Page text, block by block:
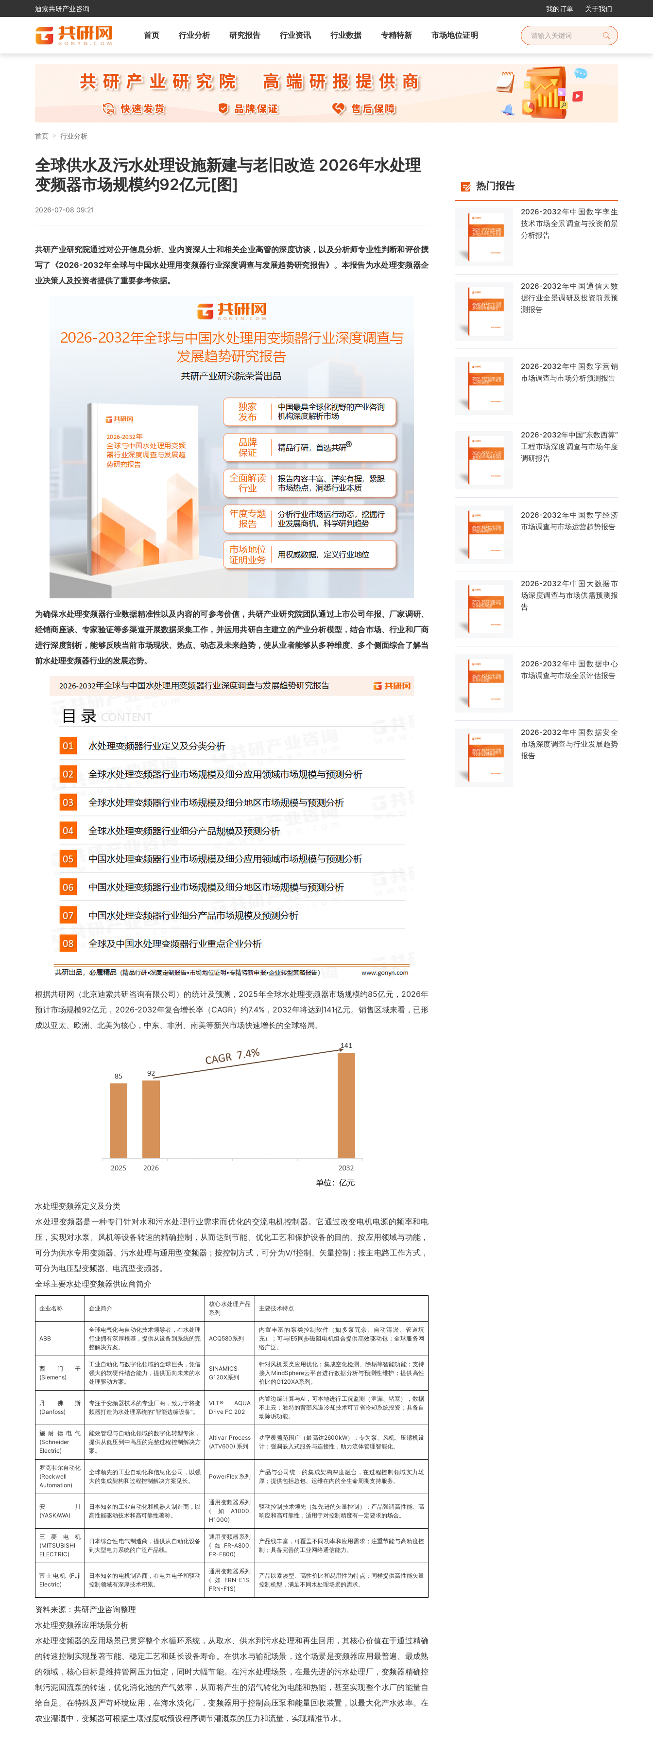
迪索共研产业咨询 我的订单 关于我们
首页 行业分析 研究报告 行业资讯 行业数据 专精特新 市场地位证明
首页 行业分析
全球供水及污水处理设施新建与老旧改造 2026年水处理
变频器市场规模约92亿元[图]
2026-07-08 09:21
共研产业研究院通过对公开信息分析、业内资深人士和相关企业高管的深度访谈，以及分析师专业性判断和评价撰
写了《2026-2032年全球与中国水处理用变频器行业深度调查与发展趋势研究报告》 。本报告为水处理变频器企
业决策人及投资者提供了重要参考依据。
为确保水处理变频器行业数据精准性以及内容的可参考价值，共研产业研究院团队通过上市公司年报、厂家调研、
经销商座谈、专家验证等多渠道开展数据采集工作，并运用共研自主建立的产业分析模型，结合市场、行业和厂商
进行深度剖析，能够反映当前市场现状、热点、动态及未来趋势，使从业者能够从多种维度、多个侧面综合了解当
前水处理变频器行业的发展态势。
根据共研网（北京迪索共研咨询有限公司）的统计及预测，2025年全球水处理变频器市场规模约85亿元，2026年
预计市场规模92亿元，2026-2032年复合增长率（CAGR）约7.4%，2032年将达到141亿元。销售区域来看，已形
成以亚太、欧洲、北美为核心，中东、非洲、南美等新兴市场快速增长的全球格局。
水处理变频器定义及分类
水处理变频器是一种专门针对水和污水处理行业需求而优化的交流电机控制器。它通过改变电机电源的频率和电
压，实现对水泵、风机等设备转速的精确控制，从而达到节能、优化工艺和保护设备的目的。按应用领域与功能，
可分为供水专用变频器、污水处理与通用型变频器；按控制方式，可分为V/f控制、矢量控制；按主电路工作方式，
可分为电压型变频器、电流型变频器。
全球主要水处理变频器供应商简介
企业名称 企业简介
核心水处理产品
系列
主要技术特点
ABB
全球电气化与自动化技术领导者，在水处理
行业拥有深厚根基，提供从设备到系统的完
整解决方案。
ACQ580系列
内置丰富的泵类控制软件（如多泵冗余、自动清淤、管道填
充）；可与IE5同步磁阻电机组合提供高效驱动包；全球服务网
络广泛。
西门子
(Siemens)
工业自动化与数字化领域的全球巨头，凭借
强大的软硬件结合能力，提供面向未来的水
处理驱动方案。
SINAMICS
G120X系列
针对风机泵类应用优化；集成空化检测、除垢等智能功能；支持
接入MindSphere云平台进行数据分析与预测性维护；提供高性
价比的G120XA系列。
丹佛斯
(Danfoss)
专注于变频器技术的专业厂商，致力于将变
频器打造为水处理系统的“智能边缘设备”。
VLT® AQUA
Drive FC 202
内置边缘计算与AI，可本地进行工况监测（泄漏、堵塞），数据
不上云；独特的背部风道冷却技术可节省冷却系统投资；具备自
动除垢功能。
施耐德电气
(Schneider
Electric)
能效管理与自动化领域的数字化转型专家，
提供从低压到中高压的完整过程控制解决方
案。
Altivar Process
(ATV600) 系列
功率覆盖范围广（最高达2600kW）；专为泵、风机、压缩机设
计；强调嵌入式服务与连接性，助力流体管理智能化。
罗克韦尔自动化
(Rockwell
Automation)
全球领先的工业自动化和信息化公司，以强
大的集成架构和过程控制解决方案见长。
PowerFlex 系列
产品与公司统一的集成架构深度融合，在过程控制领域实力雄
厚；提供包括总包、运维在内的全生命周期支持服务。
安川
(YASKAWA)
日本知名的工业自动化和机器人制造商，以
高性能驱动技术和高可靠性著称。
通用变频器系列
(如A1000,
H1000)
驱动控制技术领先（如先进的矢量控制）；产品强调高性能、高
响应和高可靠性，适用于对控制精度有一定要求的场合。
三菱电机
(MITSUBISHI
ELECTRIC)
日本综合性电气制造商，提供从自动化设备
到大型电力系统的广泛产品线。
通用变频器系列
(如FR-A800,
FR-F800)
产品线丰富，可覆盖不同功率和应用需求；注重节能与高精度控
制；具备完善的工业网络通信能力。
富士电机 (Fuji
Electric)
日本知名的电机制造商，在电力电子和驱动
控制领域有深厚技术积累。
通用变频器系列
(如FRN-E1S,
FRN-F1S)
产品以紧凑型、高性价比和易用性为特点；同样提供高性能矢量
控制机型，满足不同水处理场景的需求。
资料来源：共研产业咨询整理
水处理变频器应用场景分析
水处理变频器的应用场景已贯穿整个水循环系统，从取水、供水到污水处理和再生回用，其核心价值在于通过精确
的转速控制实现显著节能、稳定工艺和延长设备寿命。在供水与输配场景，这个场景是变频器应用最普遍、最成熟
的领域，核心目标是维持管网压力恒定，同时大幅节能。在污水处理场景，在最先进的污水处理厂，变频器精确控
制污泥回流泵的转速，优化消化池的产气效率，从而将产生的沼气转化为电能和热能，甚至实现整个水厂的能量自
给自足。在特殊及严苛环境应用，在海水淡化厂，变频器用于控制高压泵和能量回收装置，以最大化产水效率。在
农业灌溉中，变频器可根据土壤湿度或预设程序调节灌溉泵的压力和流量，实现精准节水。
热门报告
2026-2032年中国数字孪生
技术市场全景调查与投资前景
分析报告
2026-2032年中国通信大数
据行业全景调研及投资前景预
测报告
2026-2032年中国数字营销
市场调查与市场分析预测报告
2026-2032年中国“东数西算”
工程市场深度调查与市场年度
调研报告
2026-2032年中国数字经济
市场调查与市场运营趋势报告
2026-2032年中国大数据市
场深度调查与市场供需预测报
告
2026-2032年中国数据中心
市场调查与市场全景评估报告
2026-2032年中国数据安全
市场深度调查与行业发展趋势
报告